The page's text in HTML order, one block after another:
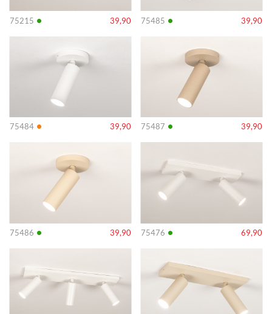
75215 • 39,90 75485 • 39,90
75484 • 39,90
Info
75487 • 39,90
75486 • 39,90 75476 • 69,90
Info
Info